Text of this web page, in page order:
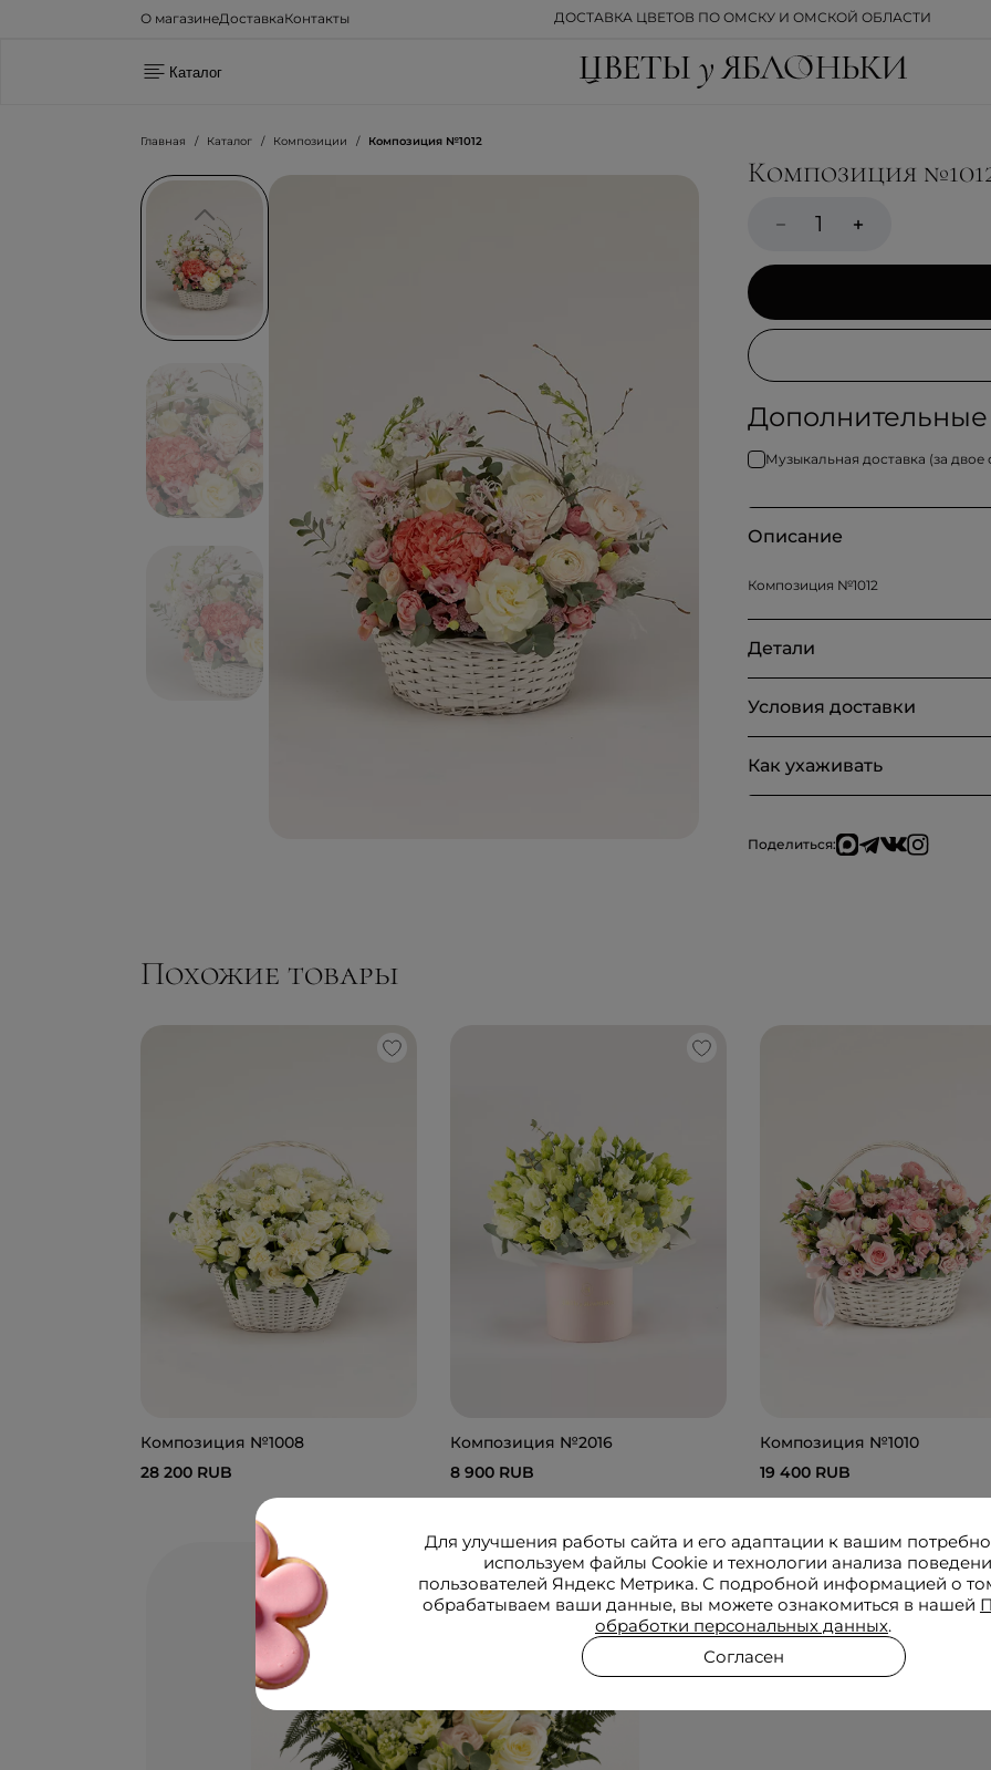
О магазинеДоставкаКонтакты ДОСТАВКА ЦВЕТОВ ПО ОМСКУ И ОМСКОЙ ОБЛАСТИ
Каталог
Главная Каталог Композиции Композиция №1012
Композиция
Дополнительные
Музыкальная доставка (за двое
Описание
Композиция №1012
Детали
Условия доставки
Как ухаживать
Поделиться:
Похожие товары
Композиция №1008
28 200 RUB
Композиция №2016
8 900 RUB
Композиция №1010
19 400 RUB
Для улучшения работы сайта и его адаптации к вашим
используем файлы Cookie и технологии анализа
пользователей Яндекс Метрика. С подробной информацией о
обрабатываем ваши данные, вы можете ознакомиться в нашей
обработки персональных данных.
Согласен